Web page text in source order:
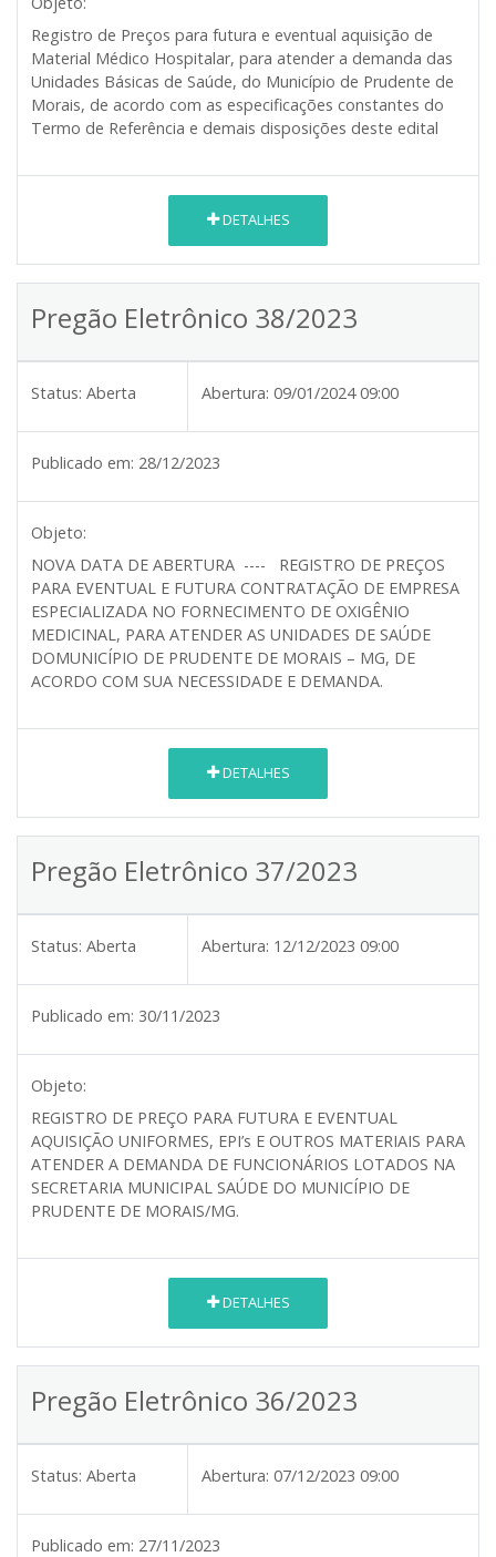
Registro de Preços para futura e eventual aquisição de
Material Médico Hospitalar, para atender a demanda das
Unidades Básicas de Saúde, do Município de Prudente de
Morais, de acordo com as especificações constantes do
Termo de Referência e demais disposições deste edital
DETALHES
Pregão Eletrônico 38/2023
Status: Aberta Abertura: 09/01/2024 09:00
Publicado em: 28/12/2023
Objeto:
NOVA DATA DE ABERTURA ---- REGISTRO DE PREÇOS
PARA EVENTUAL E FUTURA CONTRATAÇÃO DE EMPRESA
ESPECIALIZADA NO FORNECIMENTO DE OXIGÊNIO
MEDICINAL, PARA ATENDER AS UNIDADES DE SAÚDE
DOMUNICÍPIO DE PRUDENTE DE MORAIS – MG, DE
ACORDO COM SUA NECESSIDADE E DEMANDA.
DETALHES
Pregão Eletrônico 37/2023
Status: Aberta Abertura: 12/12/2023 09:00
Publicado em: 30/11/2023
Objeto:
REGISTRO DE PREÇO PARA FUTURA E EVENTUAL
AQUISIÇÃO UNIFORMES, EPI’s E OUTROS MATERIAIS PARA
ATENDER A DEMANDA DE FUNCIONÁRIOS LOTADOS NA
SECRETARIA MUNICIPAL SAÚDE DO MUNICÍPIO DE
PRUDENTE DE MORAIS/MG.
DETALHES
Pregão Eletrônico 36/2023
Status: Aberta Abertura: 07/12/2023 09:00
Publicado em: 27/11/2023